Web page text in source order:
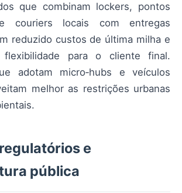
que combinam lockers, pontos
couriers locais com entregas
reduzido custos de última milha e
flexibilidade para o cliente final.
adotam micro‑hubs e veículos
melhor as restrições urbanas
e
pública